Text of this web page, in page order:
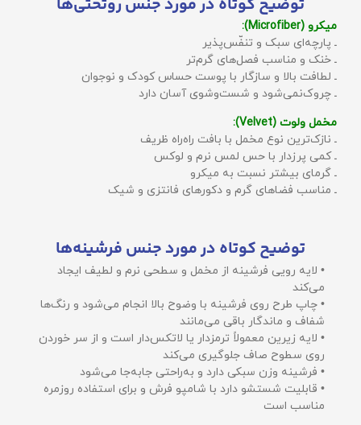
توضیح کوتاه در مورد جنس روتختی‌ها
میکرو (Microfiber):
ـ پارچه‌ای سبک و تنفّس‌پذیر
ـ خنک و مناسب فصل‌های گرم‌تر
ـ لطافت بالا و سازگار با پوست حساس کودک و نوجوان
ـ چروک‌نمی‌شود و شست‌وشوی آسان دارد
مخمل ولوت (Velvet):
ـ نازک‌ترین نوع مخمل با بافت راه‌راه ظریف
ـ کمی پرزدار با حس لمس نرم و لوکس
ـ گرمای بیشتر نسبت به میکرو
ـ مناسب فضاهای گرم و دکورهای فانتزی و شیک
توضیح کوتاه در مورد جنس فرشینه‌ها
• لایه رویی فرشینه از مخمل و سطحی نرم و لطیف ایجاد
می‌کند
• چاپ طرح روی فرشینه با وضوح بالا انجام می‌شود و رنگ‌ها
شفاف و ماندگار باقی می‌مانند
• لایه زیرین معمولاً ترمزدار یا لاتکس‌دار است و از سر خوردن
روی سطوح صاف جلوگیری می‌کند
• فرشینه وزن سبکی دارد و به‌راحتی جابه‌جا می‌شود
• قابلیت شستشو دارد با شامپو فرش و برای استفاده روزمره
مناسب است